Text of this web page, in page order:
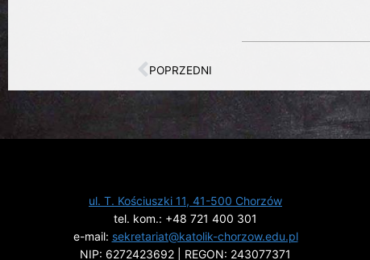
POPRZEDNI
ul. T. Kościuszki 11, 41-500 Chorzów
tel. kom.: +48 721 400 301
e-mail: sekretariat@katolik-chorzow.edu.pl
NIP: 6272423692 | REGON: 243077371